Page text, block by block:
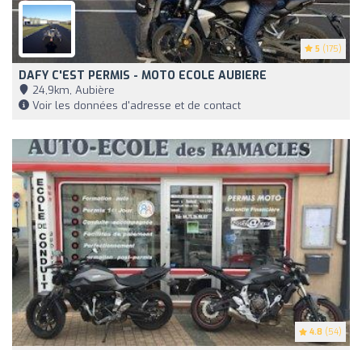
5 (175)
DAFY C'EST PERMIS - MOTO ECOLE AUBIERE
24,9km, Aubière
Voir les données d'adresse et de contact
4.8 (54)